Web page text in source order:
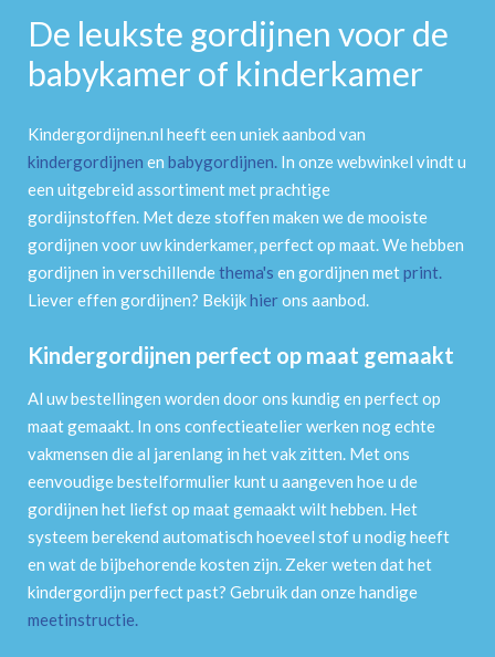
De leukste gordijnen voor de
babykamer of kinderkamer
Kindergordijnen.nl heeft een uniek aanbod van
kindergordijnen en babygordijnen. In onze webwinkel vindt u
een uitgebreid assortiment met prachtige
gordijnstoffen. Met deze stoffen maken we de mooiste
gordijnen voor uw kinderkamer, perfect op maat. We hebben
gordijnen in verschillendethema's en gordijnen metprint.
Liever effen gordijnen? Bekijkhierons aanbod.
Kindergordijnen perfect op maat gemaakt
Al uw bestellingen worden door ons kundig en perfect op
maat gemaakt. In ons confectieatelier werken nog echte
vakmensen die al jarenlang in het vak zitten. Met ons
eenvoudige bestelformulier kunt u aangeven hoe u de
gordijnen het liefst op maat gemaakt wilt hebben. Het
systeem berekend automatisch hoeveel stof u nodig heeft
en wat de bijbehorende kosten zijn. Zeker weten dat het
kindergordijn perfect past? Gebruik dan onze handige
meetinstructie.